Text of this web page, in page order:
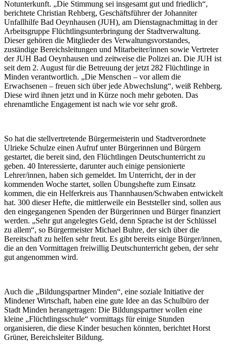
Notunterkunft. „Die Stimmung sei insgesamt gut und friedlich“,
berichtete Christian Rehberg, Geschäftsführer der Johanniter
Unfallhilfe Bad Oeynhausen (JUH), am Dienstagnachmittag in der
Arbeitsgruppe Flüchtlingsunterbringung der Stadtverwaltung.
Dieser gehören die Mitglieder des Verwaltungsvorstandes,
zuständige Bereichsleitungen und Mitarbeiter/innen sowie Vertreter
der JUH Bad Oeynhausen und zeitweise die Polizei an. Die JUH ist
seit dem 2. August für die Betreuung der jetzt 282 Flüchtlinge in
Minden verantwortlich. „Die Menschen – vor allem die
Erwachsenen – freuen sich über jede Abwechslung“, weiß Rehberg.
Diese wird ihnen jetzt und in Kürze noch mehr geboten. Das
ehrenamtliche Engagement ist nach wie vor sehr groß.
So hat die stellvertretende Bürgermeisterin und Stadtverordnete
Ulrieke Schulze einen Aufruf unter Bürgerinnen und Bürgern
gestartet, die bereit sind, den Flüchtlingen Deutschunterricht zu
geben. 40 Interessierte, darunter auch einige pensionierte
Lehrer/innen, haben sich gemeldet. Im Unterricht, der in der
kommenden Woche startet, sollen Übungshefte zum Einsatz
kommen, die ein Helferkreis aus Thannhausen/Schwaben entwickelt
hat. 300 dieser Hefte, die mittlerweile ein Beststeller sind, sollen aus
den eingegangenen Spenden der Bürgerinnen und Bürger finanziert
werden. „Sehr gut angelegtes Geld, denn Sprache ist der Schlüssel
zu allem“, so Bürgermeister Michael Buhre, der sich über die
Bereitschaft zu helfen sehr freut. Es gibt bereits einige Bürger/innen,
die an den Vormittagen freiwillig Deutschunterricht geben, der sehr
gut angenommen wird.
Auch die „Bildungspartner Minden“, eine soziale Initiative der
Mindener Wirtschaft, haben eine gute Idee an das Schulbüro der
Stadt Minden herangetragen: Die Bildungspartner wollen eine
kleine „Flüchtlingsschule“ vormittags für einige Stunden
organisieren, die diese Kinder besuchen könnten, berichtet Horst
Grüner, Bereichsleiter Bildung.